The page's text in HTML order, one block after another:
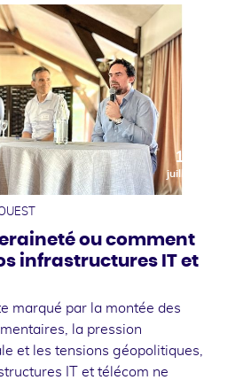
10
juillet
ou comment
infrastructures IT et
marqué par la montée des
la pression
et les tensions géopolitiques,
IT et télécom ne